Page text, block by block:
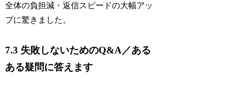
全体の負担減・返信スピードの大幅アッ
プに驚きました。
7.3 失敗しないためのQ&A／ある
ある疑問に答えます